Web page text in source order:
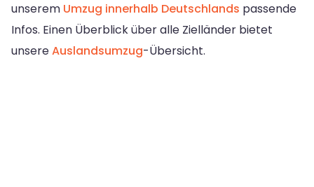
unserem Umzug innerhalb Deutschlands passende
Infos. Einen Überblick über alle Zielländer bietet
unsereAuslandsumzug-Übersicht.